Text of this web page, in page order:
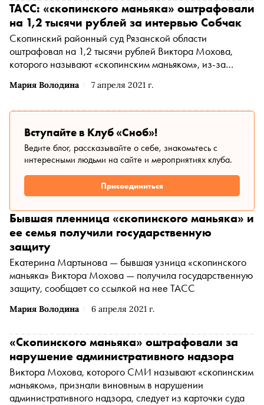
Мария Володина 7 апреля 2021 г.
ТАСС: «скопинского маньяка» оштрафовали
на 1,2 тысячи рублей за интервью Собчак
Скопинский районный суд Рязанской области
оштрафовал на 1,2 тысячи рублей Виктора Мохова,
которого называют «скопинским маньяком», из-за
со ссылкой на источник
Вступайте в Клуб «Сноб»!
Ведите блог, рассказывайте о себе, знакомьтесь с
интересными людьми на сайте и мероприятиях клуба.
Присоединиться
Мария Володина 6 апреля 2021 г.
Бывшая пленница «скопинского маньяка» и
ее семья получили государственную
защиту
Екатерина Мартынова — бывшая узница «скопинского
маньяка» Виктора Мохова — получила государственную
защиту, сообщает со ссылкой на нее ТАСС
«Скопинского маньяка» оштрафовали за
нарушение административного надзора
Виктора Мохова, которого СМИ называют «скопинским
маньяком», признали виновным в нарушении
административного надзора, следует из карточки суда